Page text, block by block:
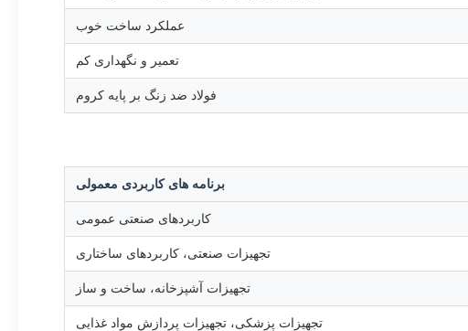
عملکرد ساخت خوب
تعمیر و نگهداری کم
فولاد ضد زنگ بر پایه کروم
برنامه های کاربردی معمولی
کاربردهای صنعتی عمومی
تجهیزات صنعتی، کاربردهای ساختاری
تجهیزات آشپزخانه، ساخت و ساز
تجهیزات پزشکی، تجهیزات پردازش مواد غذایی